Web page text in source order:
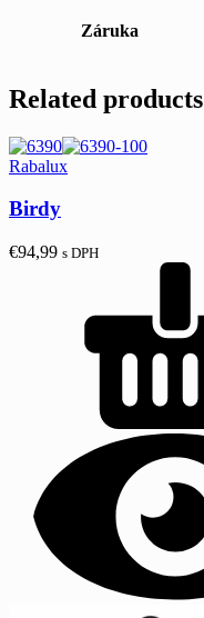
Záruka
Related products
Rabalux
Birdy
€94,99 s DPH